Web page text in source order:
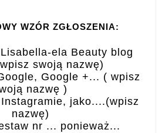
WZÓR ZGŁOSZENIA:
ela Beauty blog
swoją nazwę)
Google +... ( wpisz
nazwę )
jako....(wpisz
nazwę)
nr ... ponieważ...